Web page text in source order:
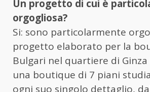
Un progetto di cui è
orgogliosa?
Si: sono particolarmente
progetto elaborato per la
Bulgari nel quartiere di
una boutique di 7 piani
ogni suo singolo dettaglio,